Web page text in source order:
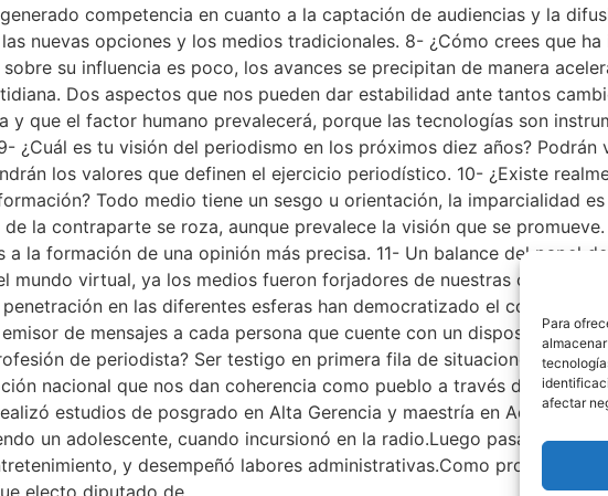
Para
afectar
competencia en cuanto a la captación de audiencias y la
nuevas opciones y los medios tradicionales. 8- ¿Cómo crees que
su influencia es poco, los avances se precipitan de manera
Dos aspectos que nos pueden dar estabilidad ante tantos
y que el factor humano prevalecerá, porque las tecnologías son
¿Cuál es tu visión del periodismo en los próximos diez años?
los valores que definen el ejercicio periodístico. 10- ¿Existe
Todo medio tiene un sesgo u orientación, la imparcialidad
la contraparte se roza, aunque prevalece la visión que se
a la formación de una opinión más precisa. 11- Un balance del papel
mundo virtual, ya los medios fueron forjadores de nuestras culturas,
en las diferentes esferas han democratizado el consumo
de mensajes a cada persona que cuente con un dispositivo a
de periodista? Ser testigo en primera fila de situaciones
nacional que nos dan coherencia como pueblo a través de la
estudios de posgrado en Alta Gerencia y maestría en
un adolescente, cuando incursionó en la radio.Luego pasa a la
y desempeñó labores administrativas.Como productor,
electo diputado de